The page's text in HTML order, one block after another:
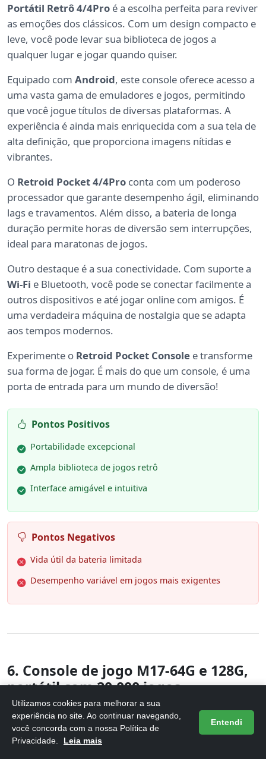
Portátil Retrô 4/4Pro é a escolha perfeita para reviver
as emoções dos clássicos. Com um design compacto e
leve, você pode levar sua biblioteca de jogos a
qualquer lugar e jogar quando quiser.
Equipado com Android, este console oferece acesso a
uma vasta gama de emuladores e jogos, permitindo
que você jogue títulos de diversas plataformas. A
experiência é ainda mais enriquecida com a sua tela de
alta definição, que proporciona imagens nítidas e
vibrantes.
O Retroid Pocket 4/4Pro conta com um poderoso
processador que garante desempenho ágil, eliminando
lags e travamentos. Além disso, a bateria de longa
duração permite horas de diversão sem interrupções,
ideal para maratonas de jogos.
Outro destaque é a sua conectividade. Com suporte a
Wi-Fi e Bluetooth, você pode se conectar facilmente a
outros dispositivos e até jogar online com amigos. É
uma verdadeira máquina de nostalgia que se adapta
aos tempos modernos.
Experimente o Retroid Pocket Console e transforme
sua forma de jogar. É mais do que um console, é uma
porta de entrada para um mundo de diversão!
Pontos Positivos
Portabilidade excepcional
Ampla biblioteca de jogos retrô
Interface amigável e intuitiva
Pontos Negativos
Vida útil da bateria limitada
Desempenho variável em jogos mais exigentes
6. Console de jogo M17-64G e 128G,
portátil com 20.000 jogos
integrados,
Utilizamos cookies para melhorar a sua
experiência no site. Ao continuar navegando,
você concorda com a nossa Política de
Privacidade.
Leia mais
Entendi